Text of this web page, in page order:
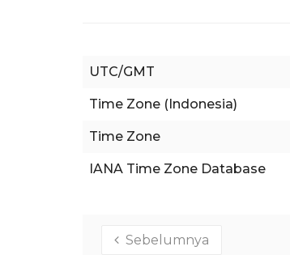
UTC/GMT
Time Zone (Indonesia)
Time Zone
IANA Time Zone Database
Sebelumnya